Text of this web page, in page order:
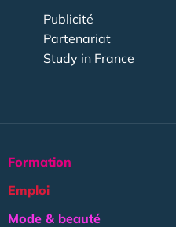
Publicité
Partenariat
Study in France
Formation
Emploi
Mode & beauté